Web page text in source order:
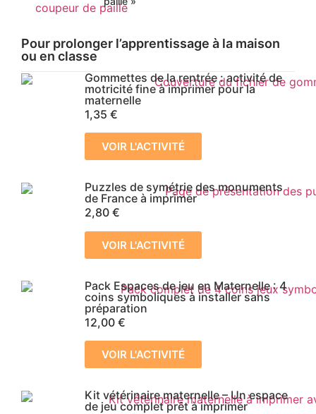
Pour prolonger l’apprentissage à la maison
ou en classe
Gommettes de la rentrée : activité de
motricité fine à imprimer pour la
maternelle
1,35 €
VOIR L'ACTIVITÉ
Puzzles de symétrie des monuments
de France à imprimer
2,80 €
VOIR L'ACTIVITÉ
Pack Espaces de jeu en Maternelle : 4
coins symboliques à installer sans
préparation
12,00 €
VOIR L'ACTIVITÉ
Kit vétérinaire maternelle – Un espace
de jeu complet prêt à imprimer